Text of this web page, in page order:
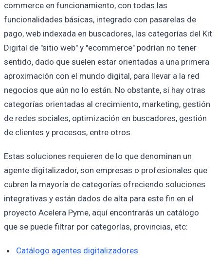
commerce en funcionamiento, con todas las
funcionalidades básicas, integrado con pasarelas de
pago, web indexada en buscadores, las categorías del Kit
Digital de "sitio web" y "ecommerce" podrían no tener
sentido, dado que suelen estar orientadas a una primera
aproximación con el mundo digital, para llevar a la red
negocios que aún no lo están. No obstante, si hay otras
categorías orientadas al crecimiento, marketing, gestión
de redes sociales, optimización en buscadores, gestión
de clientes y procesos, entre otros.
Estas soluciones requieren de lo que denominan un
agente digitalizador, son empresas o profesionales que
cubren la mayoría de categorías ofreciendo soluciones
integrativas y están dados de alta para este fin en el
proyecto Acelera Pyme, aquí encontrarás un catálogo
que se puede filtrar por categorías, provincias, etc:
Catálogo agentes digitalizadores